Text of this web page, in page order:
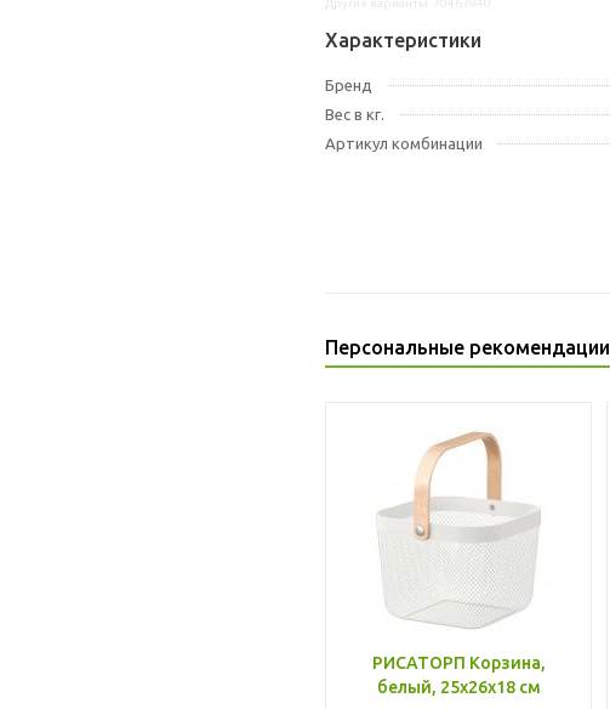
Характеристики
Бренд
Вес в кг.
Артикул комбинации
Персональные рекомендации
РИСАТОРП Корзина,
белый, 25x26x18 см